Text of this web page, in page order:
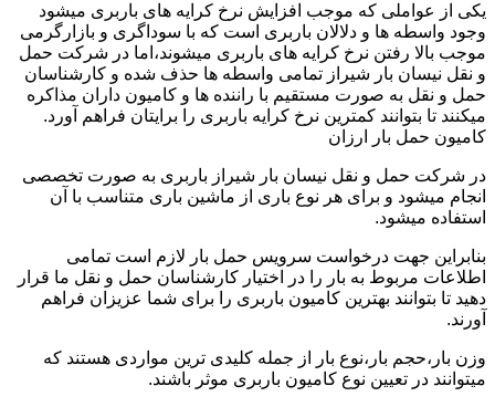
یکی از عواملی که موجب افزایش نرخ کرایه های باربری میشود
وجود واسطه ها و دلالان باربری است که با سوداگری و بازارگرمی
موجب بالا رفتن نرخ کرایه های باربری میشوند،اما در شرکت حمل
و نقل نیسان بار شیراز تمامی واسطه ها حذف شده و کارشناسان
حمل و نقل به صورت مستقیم با راننده ها و کامیون داران مذاکره
میکنند تا بتوانند کمترین نرخ کرایه باربری را برایتان فراهم آورد.
کامیون حمل بار ارزان
در شرکت حمل و نقل نیسان بار شیراز باربری به صورت تخصصی
انجام میشود و برای هر نوع باری از ماشین باری متناسب با آن
استفاده میشود.
بنابراین جهت درخواست سرویس حمل بار لازم است تمامی
اطلاعات مربوط به بار را در اختیار کارشناسان حمل و نقل ما قرار
دهید تا بتوانند بهترین کامیون باربری را برای شما عزیزان فراهم
آورند.
وزن بار،حجم بار،نوع بار از جمله کلیدی ترین مواردی هستند که
میتوانند در تعیین نوع کامیون باربری موثر باشند.